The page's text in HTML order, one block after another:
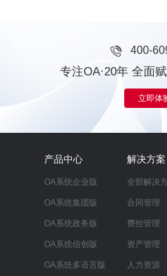
400-
专注OA·20年 全面
立即体
产品中心
OA系统企业版
OA系统集团版
OA系统政务版
OA系统信创版
OA系统多语言版
解决方案
全部解决
合同管理
费控管理
资产管理
人力资源